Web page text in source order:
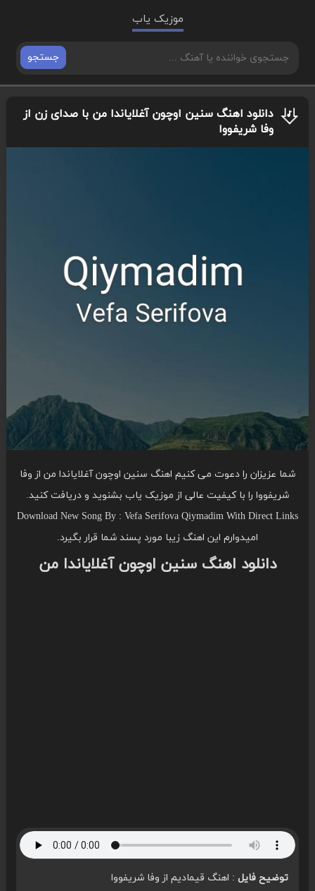
موزیک یاب
جستجو
دانلود اهنگ سنین اوچون آغلایاندا من با صدای زن از
وفا شریفووا
شما عزیزان را دعوت می کنیم اهنگ سنین اوچون آغلایاندا من از وفا
شریفووا را با کیفیت عالی از موزیک یاب بشنوید و دریافت کنید.
Download New Song By : Vefa Serifova Qiymadim With Direct Links
امیدوارم این اهنگ زیبا مورد پسند شما قرار بگیرد.
دانلود اهنگ سنین اوچون آغلایاندا من
توضیح فایل: اهنگ قیمادیم از وفا شریفووا